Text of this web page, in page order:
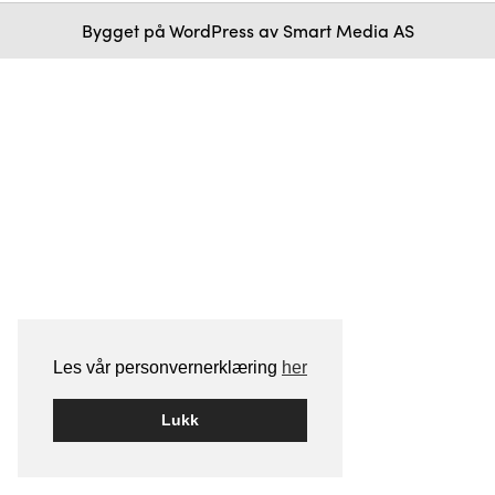
Les vår personvernerklæring her
Lukk
Bygget påWordPressav Smart Media AS